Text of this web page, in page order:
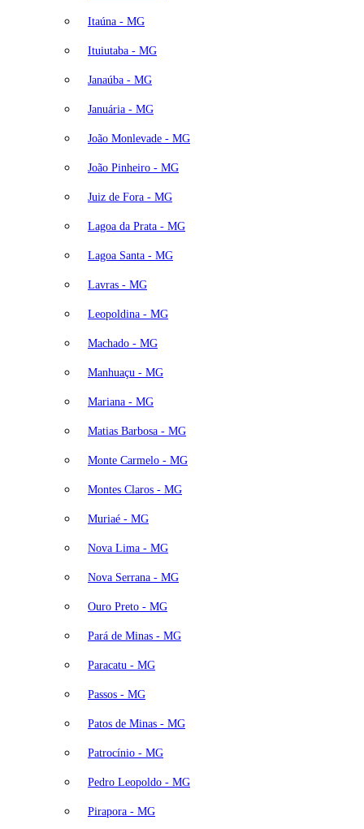
Itaúna - MG
Ituiutaba - MG
Janaúba - MG
Januária - MG
João Monlevade - MG
João Pinheiro - MG
Juiz de Fora - MG
Lagoa da Prata - MG
Lagoa Santa - MG
Lavras - MG
Leopoldina - MG
Machado - MG
Manhuaçu - MG
Mariana - MG
Matias Barbosa - MG
Monte Carmelo - MG
Montes Claros - MG
Muriaé - MG
Nova Lima - MG
Nova Serrana - MG
Ouro Preto - MG
Pará de Minas - MG
Paracatu - MG
Passos - MG
Patos de Minas - MG
Patrocínio - MG
Pedro Leopoldo - MG
Pirapora - MG